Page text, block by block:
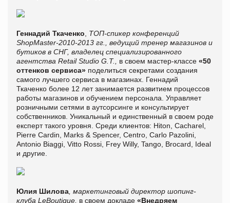
Геннадий Ткаченко
ТОП-спикер конференций
ShopMaster-2010-2013 гг., ведущий тренер магазинов и
бутиков в СНГ, владелец специализированного
агентства Retail Studio G.T.,
в своем мастер-классе «50
оттенков сервиса» поделиться секретами создания
самого лучшего сервиса в магазинах. Геннадий
Ткаченко более 12 лет занимается развитием процессов
работы магазинов и обучением персонала. Управляет
розничными сетями в аутсорсинге и консультирует
собственников. Уникальный и единственный в своем роде
експерт такого уровня. Среди клиентов: Hiton, Cacharel,
Pierre Cardin, Marks & Spencer, Centro, Carlo Pazolini,
Antonio Biaggi, Vitto Rossi, Frey Willy, Tango, Brocard, Ideal
и другие.
Юлия Шилова , маркетинговый директор шопинг-
клуба LeBoutique, в своем докладе «Внедряем